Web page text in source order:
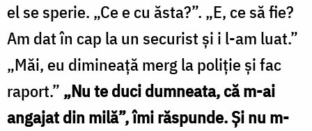
el se sperie. „Ce e cu ăsta?”. „E, ce să fie?
Am dat în cap la un securist şi i l-am luat.”
„Măi, eu dimineaţă merg la poliţie şi fac
raport.” „Nu te duci dumneata, că m-ai
angajat din milă”, îmi răspunde. Şi nu m-